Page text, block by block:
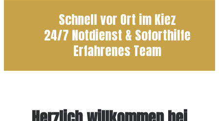
Schnell vor Ort im Kiez
24/7 Notdienst & Soforthilfe
Erfahrenes Team